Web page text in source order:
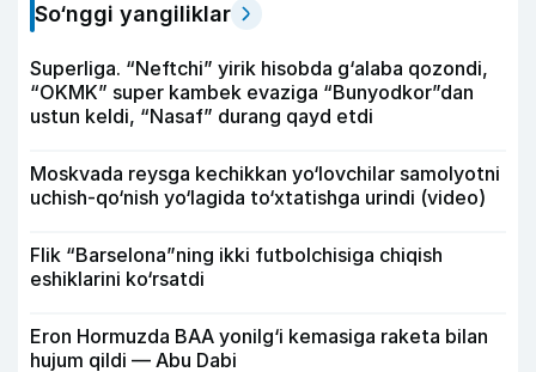
So‘nggi yangiliklar
Superliga. “Neftchi” yirik hisobda g‘alaba qozondi,
“OKMK” super kambek evaziga “Bunyodkor”dan
ustun keldi, “Nasaf” durang qayd etdi
Moskvada reysga kechikkan yo‘lovchilar samolyotni
uchish-qo‘nish yo‘lagida to‘xtatishga urindi (video)
Flik “Barselona”ning ikki futbolchisiga chiqish
eshiklarini ko‘rsatdi
Eron Hormuzda BAA yonilg‘i kemasiga raketa bilan
hujum qildi — Abu Dabi